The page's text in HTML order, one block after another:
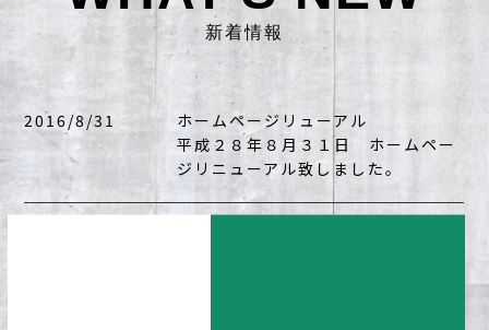
新着情報
2016/8/31
ホームページリューアル
平成２８年８月３１日 ホームペー
ジリニューアル致しました。